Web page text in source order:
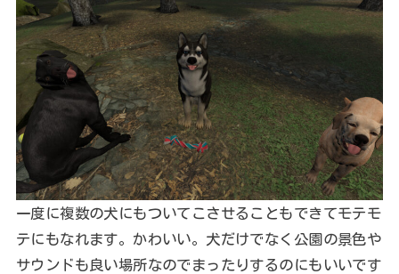
一度に複数の犬にもついてこさせることもできてモテモ
テにもなれます。かわいい。犬だけでなく公園の景色や
サウンドも良い場所なのでまったりするのにもいいです